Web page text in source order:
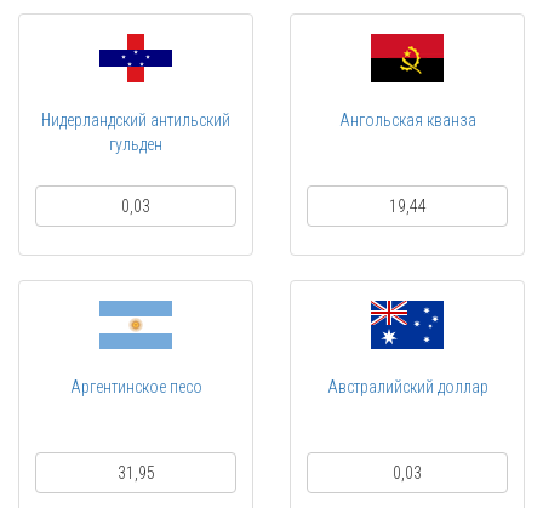
Нидерландский антильский
гульден
0,03
Ангольская кванза
19,44
Аргентинское песо
31,95
Австралийский доллар
0,03